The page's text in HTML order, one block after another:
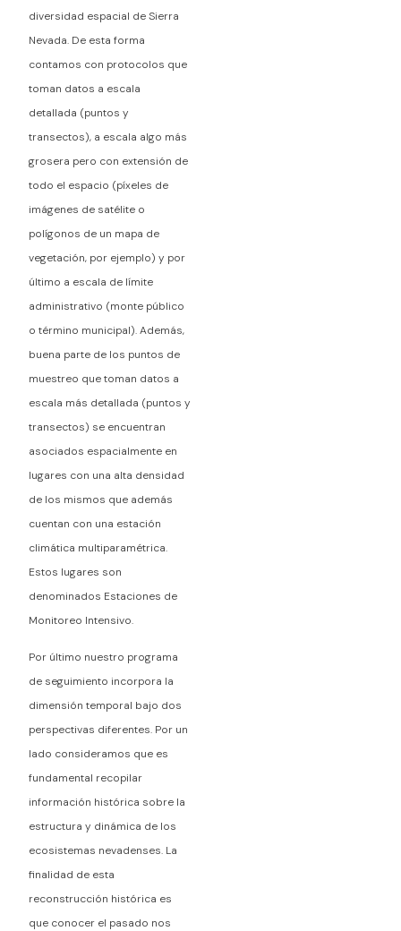
diversidad espacial de Sierra
Nevada. De esta forma
contamos con protocolos que
toman datos a escala
detallada (puntos y
transectos), a escala algo más
grosera pero con extensión de
todo el espacio (píxeles de
imágenes de satélite o
polígonos de un mapa de
vegetación, por ejemplo) y por
último a escala de límite
administrativo (monte público
o término municipal). Además,
buena parte de los puntos de
muestreo que toman datos a
escala más detallada (puntos y
transectos) se encuentran
asociados espacialmente en
lugares con una alta densidad
de los mismos que además
cuentan con una estación
climática multiparamétrica.
Estos lugares son
denominados Estaciones de
Monitoreo Intensivo.
Por último nuestro programa
de seguimiento incorpora la
dimensión temporal bajo dos
perspectivas diferentes. Por un
lado consideramos que es
fundamental recopilar
información histórica sobre la
estructura y dinámica de los
ecosistemas nevadenses. La
finalidad de esta
reconstrucción histórica es
que conocer el pasado nos